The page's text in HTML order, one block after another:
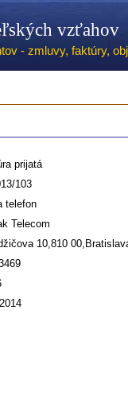
vzťahov
- zmluvy, faktúry,
prijatá
103
telefon
Telecom
10,810